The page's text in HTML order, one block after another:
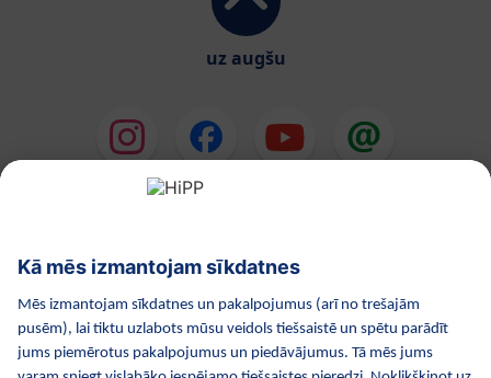
uz augšu
HiPP Mazuļa ēdināšana
HiPP Kosmētika
HiPP Grūtniecība
Privātuma politika Lietošanas noteikumi